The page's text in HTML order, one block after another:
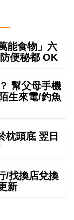
能食物」六
便秘都 OK
幫父母手機
生來電/釣魚
枕頭底 翌日
/找換店兌換
新